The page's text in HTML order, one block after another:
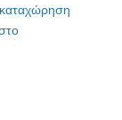
καταχώρηση